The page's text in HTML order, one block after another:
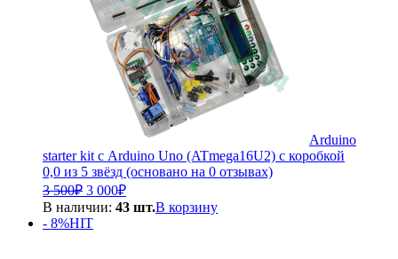
Arduino
starter kit с Arduino Uno (ATmega16U2) с коробкой
0,0 из 5 звёзд (основано на 0 отзывах)
3 500₽ Первоначальная
цена
составляла
3
3 000₽Текущая
цена:
В наличии: 43 шт.В корзину
- 8%HIT